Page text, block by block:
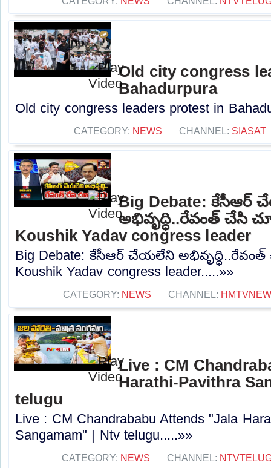
Old city congress
Bahadurpura
Old city congress leaders protest in
CATEGORY: NEWS CHANNEL: SIASAT
Big Debate: కేసీఆర్
అభివృద్ధి..రేవంత్ చేసి
Koushik Yadav congress leader
Big Debate: కేసీఆర్ చేయలేని అభివృద్ధి..రేవంత్
Koushik Yadav congress leader.....»»
CATEGORY: NEWS CHANNEL:
Live : CM
Harathi-Pavithra
telugu
Live : CM Chandrababu Attends "Jala
Sangamam" | Ntv telugu.....»»
CATEGORY: NEWS CHANNEL: